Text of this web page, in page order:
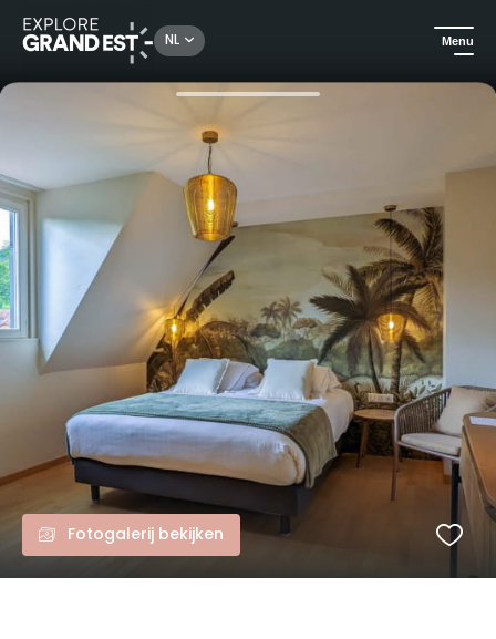
NL Menu
Kijk je ogen uit in de Grand Est Hotel Spa Verte Vallée in de Elzas
Fotogalerij bekijken